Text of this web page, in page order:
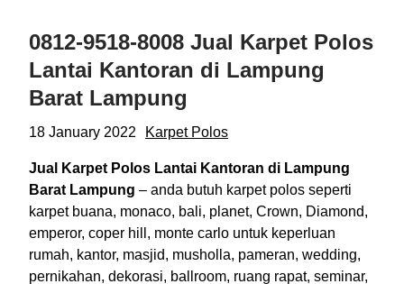
0812-9518-8008 Jual Karpet Polos
Lantai Kantoran di Lampung
Barat Lampung
18 January 2022 Karpet Polos
Jual Karpet Polos Lantai Kantoran di Lampung
Barat Lampung – anda butuh karpet polos seperti
karpet buana, monaco, bali, planet, Crown, Diamond,
emperor, coper hill, monte carlo untuk keperluan
rumah, kantor, masjid, musholla, pameran, wedding,
pernikahan, dekorasi, ballroom, ruang rapat, seminar,